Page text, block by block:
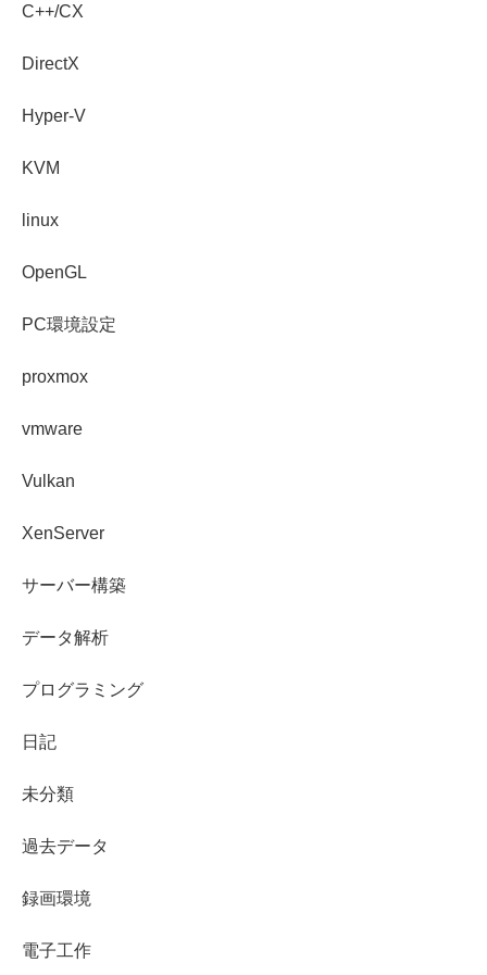
C++/CX
DirectX
Hyper-V
KVM
linux
OpenGL
PC環境設定
proxmox
vmware
Vulkan
XenServer
サーバー構築
データ解析
プログラミング
日記
未分類
過去データ
録画環境
電子工作